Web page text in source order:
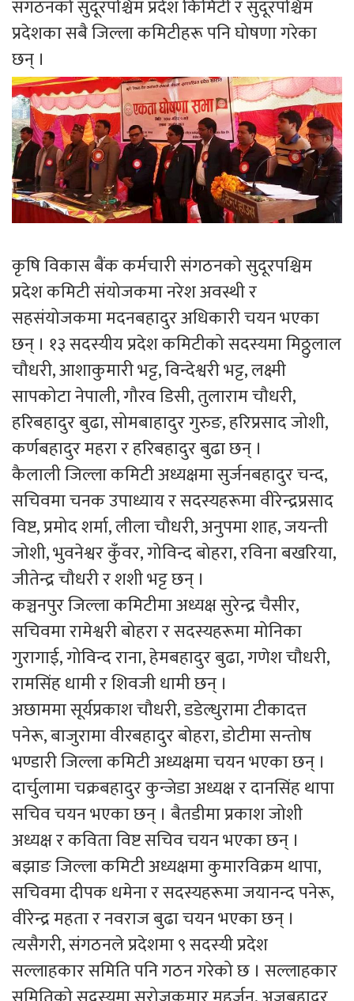
संगठनको सुदूरपश्चिम प्रदेश किमिटी र सुदूरपश्चिम
प्रदेशका सबै जिल्ला कमिटीहरू पनि घोषणा गरेका
छन् ।
कृषि विकास बैंक कर्मचारी संगठनको सुदूरपश्चिम
प्रदेश कमिटी संयोजकमा नरेश अवस्थी र
सहसंयोजकमा मदनबहादुर अधिकारी चयन भएका
छन् । १३ सदस्यीय प्रदेश कमिटीको सदस्यमा मिठ्ठुलाल
चौधरी, आशाकुमारी भट्ट, विन्देश्वरी भट्ट, लक्ष्मी
सापकोटा नेपाली, गौरव डिसी, तुलाराम चौधरी,
हरिबहादुर बुढा, सोमबाहादुर गुरुङ, हरिप्रसाद जोशी,
कर्णबहादुर महरा र हरिबहादुर बुढा छन् ।
कैलाली जिल्ला कमिटी अध्यक्षमा सुर्जनबहादुर चन्द,
सचिवमा चनक उपाध्याय र सदस्यहरूमा वीरेन्द्रप्रसाद
विष्ट, प्रमोद शर्मा, लीला चौधरी, अनुपमा शाह, जयन्ती
जोशी, भुवनेश्वर कुँवर, गोविन्द बोहरा, रविना बखरिया,
जीतेन्द्र चौधरी र शशी भट्ट छन् ।
कञ्चनपुर जिल्ला कमिटीमा अध्यक्ष सुरेन्द्र चैसीर,
सचिवमा रामेश्वरी बोहरा र सदस्यहरूमा मोनिका
गुरागाई, गोविन्द राना, हेमबहादुर बुढा, गणेश चौधरी,
रामसिंह धामी र शिवजी धामी छन् ।
अछाममा सूर्यप्रकाश चौधरी, डडेल्धुरामा टीकादत्त
पनेरू, बाजुरामा वीरबहादुर बोहरा, डोटीमा सन्तोष
भण्डारी जिल्ला कमिटी अध्यक्षमा चयन भएका छन् ।
दार्चुलामा चक्रबहादुर कुन्जेडा अध्यक्ष र दानसिंह थापा
सचिव चयन भएका छन् । बैतडीमा प्रकाश जोशी
अध्यक्ष र कविता विष्ट सचिव चयन भएका छन् ।
बझाङ जिल्ला कमिटी अध्यक्षमा कुमारविक्रम थापा,
सचिवमा दीपक धमेना र सदस्यहरूमा जयानन्द पनेरू,
वीरेन्द्र महता र नवराज बुढा चयन भएका छन् ।
त्यसैगरी, संगठनले प्रदेशमा ९ सदस्यी प्रदेश
सल्लाहकार समिति पनि गठन गरेको छ । सल्लाहकार